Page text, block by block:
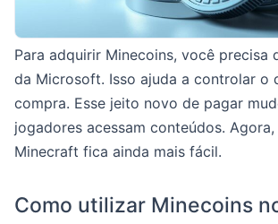
Para adquirir Minecoins, você precisa
da Microsoft. Isso ajuda a controlar o
compra. Esse jeito novo de pagar
jogadores acessam conteúdos.
Minecraft fica ainda mais fácil.
Como utilizar Minecoins